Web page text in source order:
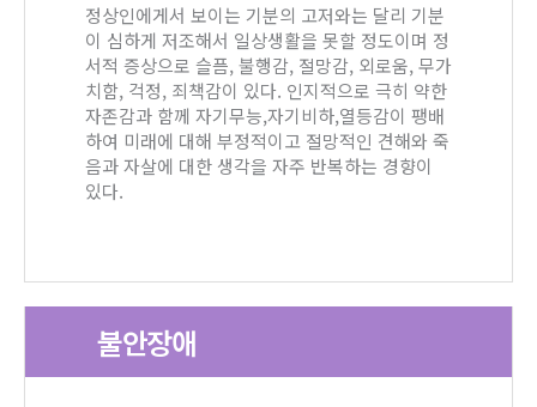
정상인에게서 보이는 기분의 고저와는 달리 기분
이 심하게 저조해서 일상생활을 못할 정도이며 정
서적 증상으로 슬픔, 불행감, 절망감, 외로움, 무가
치함, 걱정, 죄책감이 있다. 인지적으로 극히 약한
자존감과 함께 자기무능,자기비하,열등감이 팽배
하여 미래에 대해 부정적이고 절망적인 견해와 죽
음과 자살에 대한 생각을 자주 반복하는 경향이
있다.
불안장애